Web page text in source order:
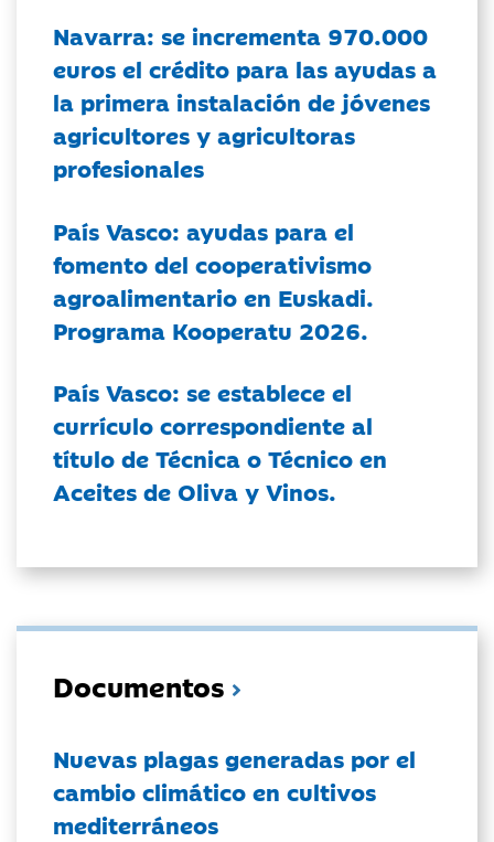
Navarra: se incrementa 970.000
euros el crédito para las ayudas a
la primera instalación de jóvenes
agricultores y agricultoras
profesionales
País Vasco: ayudas para el
fomento del cooperativismo
agroalimentario en Euskadi.
Programa Kooperatu 2026.
País Vasco: se establece el
currículo correspondiente al
título de Técnica o Técnico en
Aceites de Oliva y Vinos.
Documentos
Nuevas plagas generadas por el
cambio climático en cultivos
mediterráneos